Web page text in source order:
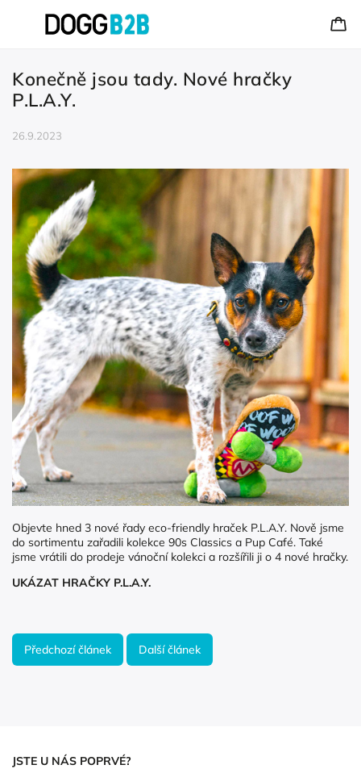
Konečně jsou tady. Nové hračky
P.L.A.Y.
26.9.2023
Objevte hned 3 nové řady eco-friendly hraček P.L.A.Y. Nově jsme
do sortimentu zařadili kolekce 90s Classics a Pup Café. Také
jsme vrátili do prodeje vánoční kolekci a rozšířili ji o 4 nové hračky.
UKÁZAT HRAČKY P.L.A.Y.
Předchozí článek Další článek
JSTE U NÁS POPRVÉ?